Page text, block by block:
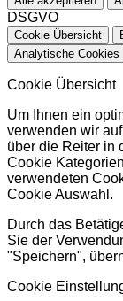
DSGVO
Cookie Übersicht
Analytische Cookies
Cookie Übersicht
Um Ihnen ein
verwenden wir
über die Reiter in
Cookie
verwendeten
Cookie Auswahl.
Durch das
Sie der
"Speichern",
Cookie